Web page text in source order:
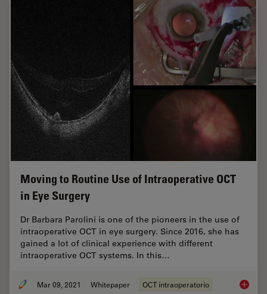
Moving to Routine Use of Intraoperative OCT
in Eye Surgery
Dr Barbara Parolini is one of the pioneers in the use of
intraoperative OCT in eye surgery. Since 2016, she has
gained a lot of clinical experience with different
intraoperative OCT systems. In this…
Mar 09, 2021 Whitepaper OCT intraoperatorio Moving